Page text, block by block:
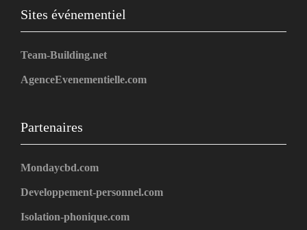
Sites événementiel
Team-Building.net
AgenceEvenementielle.com
Partenaires
Mondaycbd.com
Developpement-personnel.com
Isolation-phonique.com